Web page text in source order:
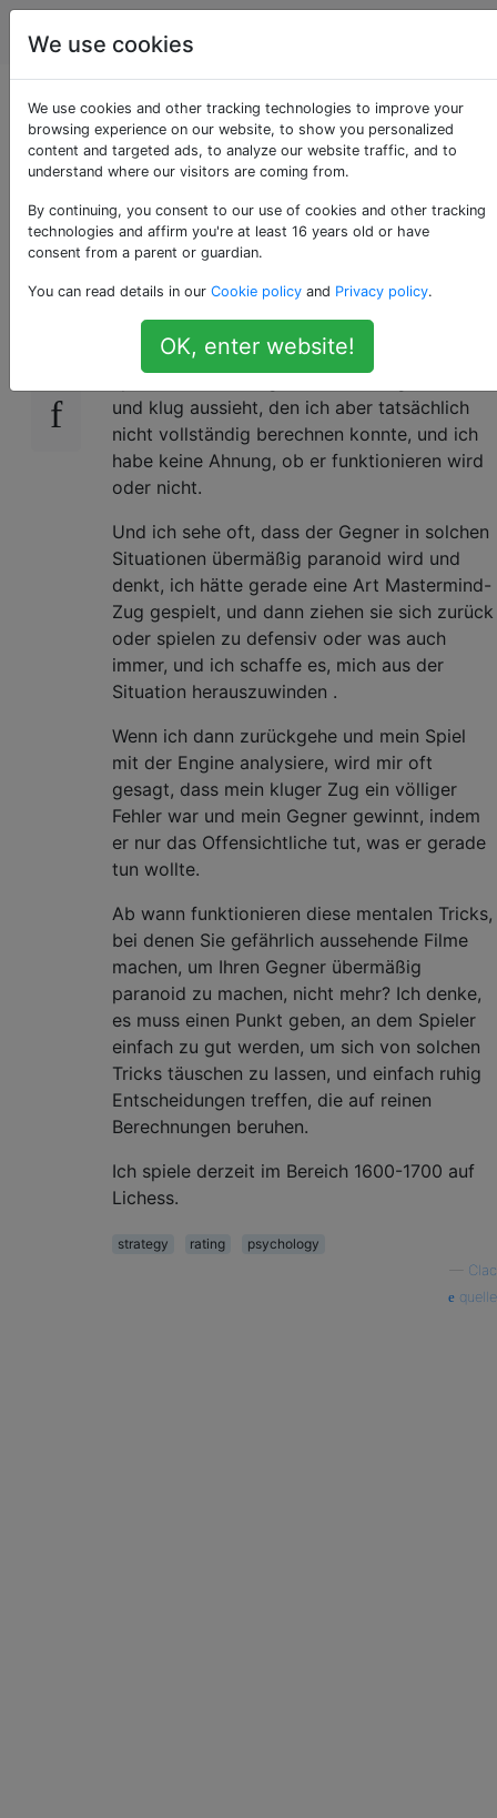
Schach
Ab wann funktioniert
dieser mentale Trick
nicht mehr?
7
Manchmal bin ich in einer Position, in der
mein Gegner droht, etwas zu tun, und ich
kann es nicht aufhalten. Als Reaktion darauf
spiele ich einen Zug, der ziemlich gefährlich
und klug aussieht, den ich aber tatsächlich
nicht vollständig berechnen konnte, und ich
habe keine Ahnung, ob er funktionieren wird
oder nicht.
Und ich sehe oft, dass der Gegner in solchen
Situationen übermäßig paranoid wird und
denkt, ich hätte gerade eine Art Mastermind-
Zug gespielt, und dann ziehen sie sich zurück
oder spielen zu defensiv oder was auch
immer, und ich schaffe es, mich aus der
Situation herauszuwinden .
Wenn ich dann zurückgehe und mein Spiel
mit der Engine analysiere, wird mir oft
gesagt, dass mein kluger Zug ein völliger
Fehler war und mein Gegner gewinnt, indem
er nur das Offensichtliche tut, was er gerade
tun wollte.
Ab wann funktionieren diese mentalen Tricks,
bei denen Sie gefährlich aussehende Filme
machen, um Ihren Gegner übermäßig
paranoid zu machen, nicht mehr? Ich denke,
es muss einen Punkt geben, an dem Spieler
einfach zu gut werden, um sich von solchen
Tricks täuschen zu lassen, und einfach ruhig
Entscheidungen treffen, die auf reinen
Berechnungen beruhen.
Ich spiele derzeit im Bereich 1600-1700 auf
Lichess.
strategy rating
psychology
Clac
quelle
We use cookies
We use cookies and other tracking technologies to improve your
browsing experience on our website, to show you personalized
content and targeted ads, to analyze our website traffic, and to
understand where our visitors are coming from.
By continuing, you consent to our use of cookies and other tracking
technologies and affirm you're at least 16 years old or have
consent from a parent or guardian.
You can read details in our Cookie policy and Privacy policy.
OK, enter website!